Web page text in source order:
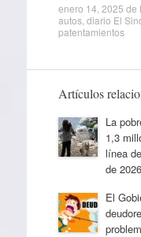
enero 14, 2025 de
autos, diario El
patentamientos
Artículos
La
1,3
línea
de 2026
El